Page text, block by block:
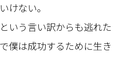
けない。
いう言い訳からも逃れた
僕は成功するために生き